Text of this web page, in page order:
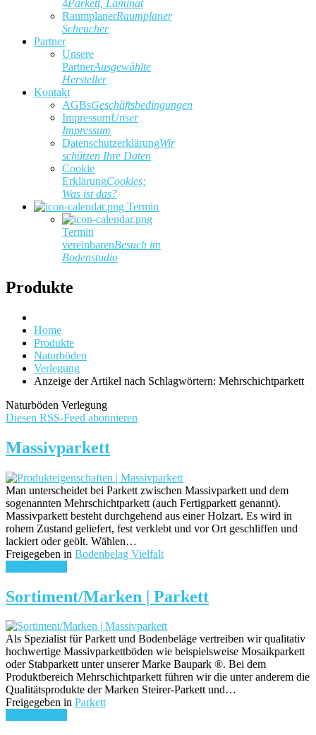
4Parkett, Laminat
RaumplanerRaumplaner
Scheucher
Partner
Unsere
PartnerAusgewählte
Hersteller
Kontakt
AGBsGeschäftsbedingungen
ImpressumUnser
Impressum
DatenschutzerklärungWir
schützen Ihre Daten
Cookie
ErklärungCookies;
Was ist das?
Termin
Termin
vereinbarenBesuch im
Bodenstudio
Produkte
Home
Produkte
Naturböden
Verlegung
Anzeige der Artikel nach Schlagwörtern: Mehrschichtparkett
Naturböden Verlegung
Diesen RSS-Feed abonnieren
Massivparkett
Man unterscheidet bei Parkett zwischen Massivparkett und dem
sogenannten Mehrschichtparkett (auch Fertigparkett genannt).
Massivparkett besteht durchgehend aus einer Holzart. Es wird in
rohem Zustand geliefert, fest verklebt und vor Ort geschliffen und
lackiert oder geölt. Wählen…
Freigegeben in Bodenbelag Vielfalt
Sortiment/Marken | Parkett
Als Spezialist für Parkett und Bodenbeläge vertreiben wir qualitativ
hochwertige Massivparkettböden wie beispielsweise Mosaikparkett
oder Stabparkett unter unserer Marke Baupark ®. Bei dem
Produktbereich Mehrschichtparkett führen wir die unter anderem die
Qualitätsprodukte der Marken Steirer-Parkett und…
Freigegeben in Parkett